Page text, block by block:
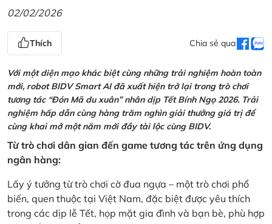
02/02/2026
Thích Chia sẻ qua
Với một diện mạo khác biệt cùng những trải nghiệm hoàn toàn
mới, robot BIDV Smart AI đã xuất hiện trở lại trong trò chơi
tương tác “Đón Mã du xuân” nhân dịp Tết Bính Ngọ 2026. Trải
nghiệm hấp dẫn cùng hàng trăm nghìn giải thưởng giá trị để
cùng khai mở một năm mới đầy tài lộc cùng BIDV.
Từ trò chơi dân gian đến game tương tác trên ứng dụng
ngân hàng:
Lấy ý tưởng từ trò chơi cờ đua ngựa – một trò chơi phổ
biến, quen thuộc tại Việt Nam, đặc biệt được yêu thích
trong các dịp lễ Tết, họp mặt gia đình và bạn bè, phù hợp